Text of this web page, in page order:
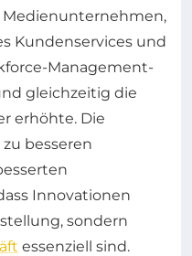
Medienunternehmen,
Kundenservices und
Management-
gleichzeitig die
erhöhte. Die
besseren
Innovationen
sondern
essenziell sind.